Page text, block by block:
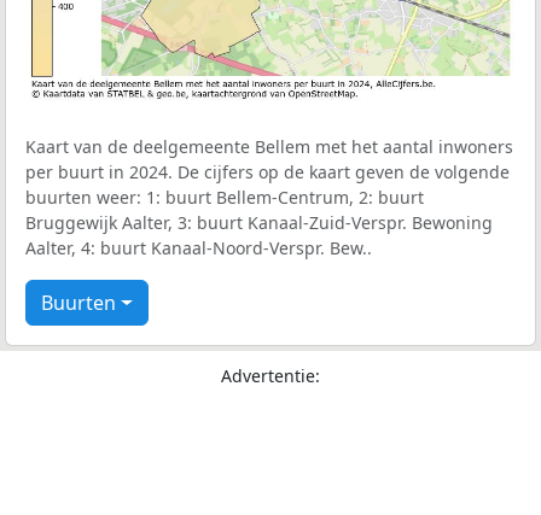
Kaart van de deelgemeente Bellem met het aantal inwoners
per buurt in 2024. De cijfers op de kaart geven de volgende
buurten weer: 1: buurt Bellem-Centrum, 2: buurt
Bruggewijk Aalter, 3: buurt Kanaal-Zuid-Verspr. Bewoning
Aalter, 4: buurt Kanaal-Noord-Verspr. Bew..
Buurten
Advertentie: